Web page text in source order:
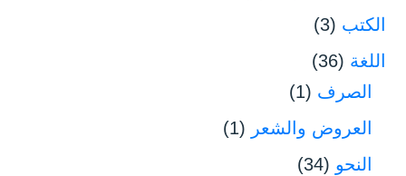
الكتب (3)
اللغة (36)
الصرف (1)
العروض والشعر (1)
النحو (34)